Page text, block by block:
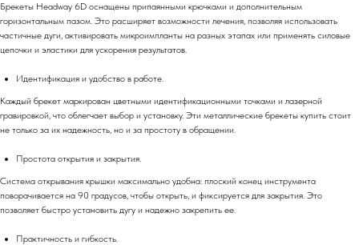
Брекеты Headway 6D оснащены припаянными крючками и дополнительным
горизонтальным пазом. Это расширяет возможности лечения, позволяя использовать
частичные дуги, активировать микроимпланты на разных этапах или применять силовые
цепочки и эластики для ускорения результатов.
Идентификация и удобство в работе.
Каждый брекет маркирован цветными идентификационными точками и лазерной
гравировкой, что облегчает выбор и установку. Эти металлические брекеты купить стоит
не только за их надежность, но и за простоту в обращении.
Простота открытия и закрытия.
Система открывания крышки максимально удобна: плоский конец инструмента
поворачивается на 90 градусов, чтобы открыть, и фиксируется для закрытия. Это
позволяет быстро установить дугу и надежно закрепить ее.
Практичность и гибкость.